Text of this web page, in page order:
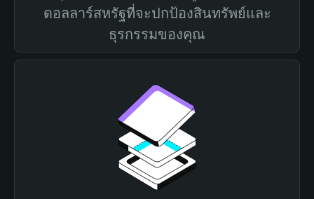
ดอลลาร์สหรัฐที่จะปกป้องสินทรัพย์และ
ธุรกรรมของคุณ